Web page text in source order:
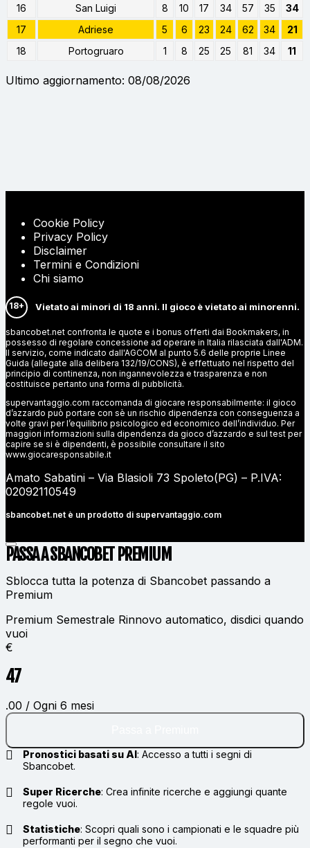
16 San Luigi 8 10 17 34 57 35
34
17
Adriese 5 6 23 24 62 34
21
18
Portogruaro 1 8 25 25 81 34 11
Ultimo aggiornamento: 08/08/2026
Cookie Policy
Privacy Policy
Disclaimer
Termini e Condizioni
Chi siamo
18+ Vietato ai minori di 18 anni. Il gioco è vietato ai minorenni.
sbancobet.net confronta le quote e i bonus offerti dai Bookmakers, in
possesso di regolare concessione ad operare in Italia rilasciata dall'ADM.
Il servizio, come indicato dall'AGCOM al punto 5.6 delle proprie Linee
Guida (allegate alla delibera 132/19/CONS), è effettuato nel rispetto del
principio di continenza, non ingannevolezza e trasparenza e non
costituisce pertanto una forma di pubblicità.
supervantaggio.com raccomanda di giocare responsabilmente: il gioco
d’azzardo può portare con sè un rischio dipendenza con conseguenza a
volte gravi per l’equilibrio psicologico ed economico dell’individuo. Per
maggiori informazioni sulla dipendenza da gioco d’azzardo e sul test per
capire se si è dipendenti, è possibile consultare il sito
www.giocaresponsabile.it
Amato Sabatini – Via Blasioli 73 Spoleto(PG) – P.IVA:
02092110549
sbancobet.net è un prodotto di supervantaggio.com
PASSA A SBANCOBET PREMIUM
Sblocca tutta la potenza di Sbancobet passando a
Premium
Premium Semestrale Rinnovo automatico, disdici quando
vuoi
€
47
.00 / Ogni 6 mesi
Pronostici basati su AI: Accesso a tutti i segni di
Sbancobet.
Super Ricerche: Crea infinite ricerche e aggiungi quante
regole vuoi.
Statistiche: Scopri quali sono i campionati e le squadre più
performanti per il segno che vuoi.